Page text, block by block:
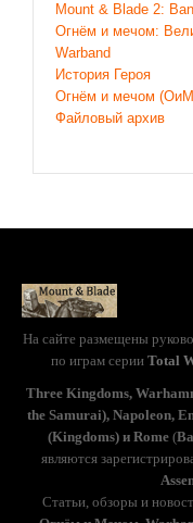
Mount & Blade 2:
Огнём и мечом:
Warband
История Героя
Огнём и мечом
Файловый архив
На сайте размещены
по играм серии Total
Three Kingdoms,
the Samurai), Napoleon,
(Kingdoms) и Rome (
являются
Статьи, обзоры и